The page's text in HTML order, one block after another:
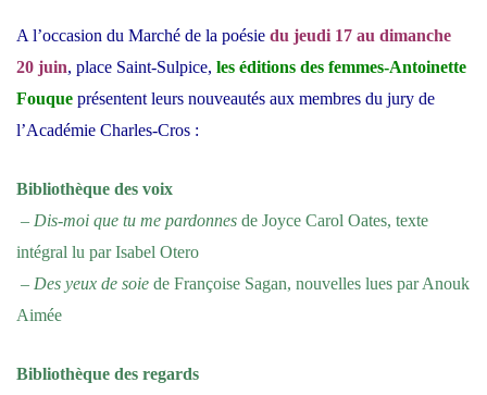
A l’occasion du Marché de la poésie du jeudi 17 au dimanche
20 juin, place Saint-Sulpice, les éditions des femmes-Antoinette
Fouque présentent leurs nouveautés aux membres du jury de
l’Académie Charles-Cros :
Bibliothèque des voix
– Dis-moi que tu me pardonnes de Joyce Carol Oates, texte
intégral lu par Isabel Otero
– Des yeux de soie de Françoise Sagan, nouvelles lues par Anouk
Aimée
Bibliothèque des regards